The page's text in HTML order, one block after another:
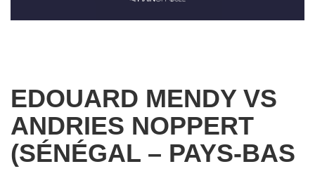
EDOUARD MENDY VS
ANDRIES NOPPERT
(SÉNÉGAL – PAYS-BAS